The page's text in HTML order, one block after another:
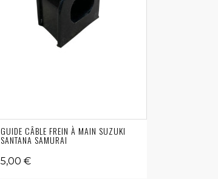
GUIDE CÂBLE FREIN À MAIN SUZUKI
SANTANA SAMURAI
5,00 €